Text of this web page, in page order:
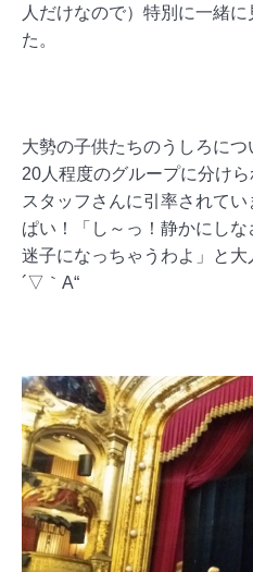
人だけなので）特別に一緒
た。
大勢の子供たちのうしろに
20人程度のグループに分け
スタッフさんに引率されて
ぱい！「し～っ！静かにしな
迷子になっちゃうわよ」と
´▽｀A“